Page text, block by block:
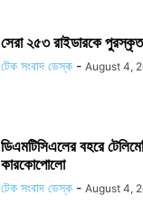
সেরা ২৫৩ রাইডারকে
টেক সংবাদ ডেস্ক - August 4,
ডিএমটিসিএলের বহরে
কারকোপোলো
টেক সংবাদ ডেস্ক - August 4,